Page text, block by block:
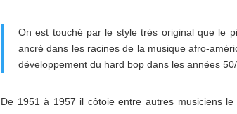
On est touché par le style très original que le
ancré dans les racines de la musique afro-
développement du hard bop dans les années
De 1951 à 1957 il côtoie entre autres musiciens